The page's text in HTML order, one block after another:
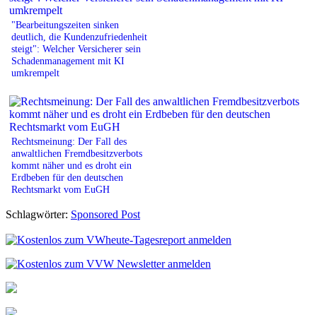
"Bearbeitungszeiten sinken
deutlich, die Kundenzufriedenheit
steigt": Welcher Versicherer sein
Schadenmanagement mit KI
umkrempelt
Rechtsmeinung: Der Fall des
anwaltlichen Fremdbesitzverbots
kommt näher und es droht ein
Erdbeben für den deutschen
Rechtsmarkt vom EuGH
Schlagwörter: Sponsored Post